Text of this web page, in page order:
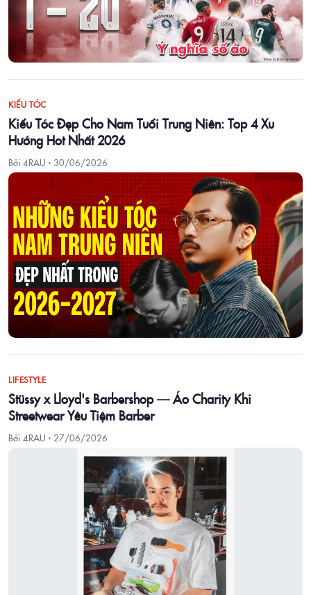
KIỂU TÓC
Kiểu Tóc Đẹp Cho Nam Tuổi Trung Niên: Top 4 Xu
Hướng Hot Nhất 2026
Bởi 4RAU · 30/06/2026
LIFESTYLE
Stüssy x Lloyd's Barbershop — Áo Charity Khi
Streetwear Yêu Tiệm Barber
Bởi 4RAU · 27/06/2026